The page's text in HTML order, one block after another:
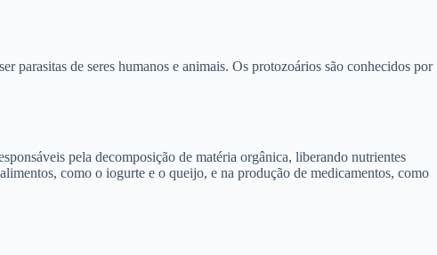
parasitas de seres humanos e animais. Os protozoários são conhecidos por
pela decomposição de matéria orgânica, liberando nutrientes
como o iogurte e o queijo, e na produção de medicamentos, como